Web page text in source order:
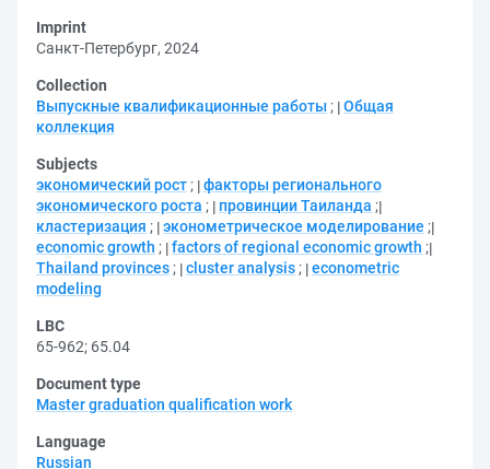
Imprint
Санкт-Петербург, 2024
Collection
Выпускные квалификационные работы ; Общая
коллекция
Subjects
экономический рост ; факторы регионального
экономического роста ; провинции Таиланда ;
кластеризация ; эконометрическое моделирование ;
economic growth ; factors of regional economic growth ;
Thailand provinces ; cluster analysis ; econometric
modeling
LBC
65-962; 65.04
Document type
Master graduation qualification work
Language
Russian